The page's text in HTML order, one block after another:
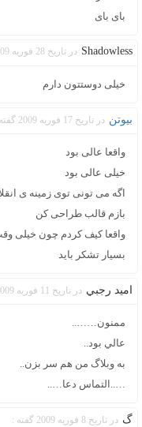
بای بای
Shadowless در تاریخ 28 فوریه 2009 گفته :
خیلی دوستتون دارم
بیوتن در تاریخ 17 فوریه 2009 گفته :
واقعا عالی بود
خیلی عالی بود
اگه می تونی توی زمینه ی
بازم قالب طراحی کن
واقعا کیف کردم چون خیلی
بسیار تشکر باید
اميد رجبي در تاریخ 11 فوریه 2009 گفته :
ممنون……..
عالي بود..
به وبلاگ من هم سر بزن..
…..التماس دعا…..
گ در تاریخ 8 فوریه 2009 گفته :